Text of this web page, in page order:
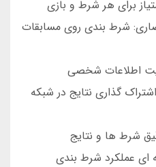
برای هر شرط و بازی
شرط بندی روی مسابقات
اطلاعات شخصی
گذاری نتایج در شبکه
شرط ها و نتایج
ای عملکرد شرط بندی